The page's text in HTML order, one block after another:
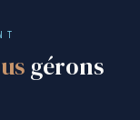
gérons